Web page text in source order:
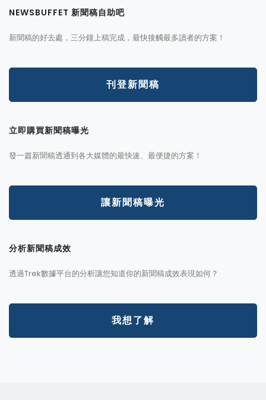
NEWSBUFFET 新聞稿自助吧
新聞稿的好去處，三分鐘上稿完成，最快接觸最多讀者的方案！
刊登新聞稿
立即購買新聞稿曝光
發一篇新聞稿透通到各大媒體的最快速、最便捷的方案！
讓新聞稿曝光
分析新聞稿成效
透過Trek數據平台的分析讓您知道你的新聞稿成效表現如何？
我想了解